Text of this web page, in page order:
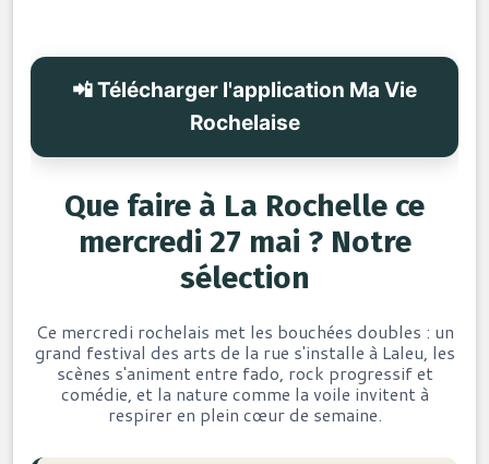
📲 Télécharger l'application Ma Vie
Rochelaise
Que faire à La Rochelle ce
mercredi 27 mai ? Notre
sélection
Ce mercredi rochelais met les bouchées doubles : un
grand festival des arts de la rue s'installe à Laleu, les
scènes s'animent entre fado, rock progressif et
comédie, et la nature comme la voile invitent à
respirer en plein cœur de semaine.